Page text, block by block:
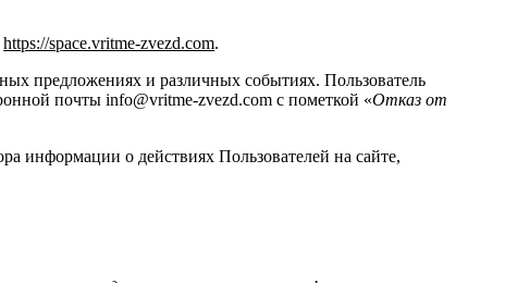
https://space.vritme-zvezd.com.
предложениях и различных событиях. Пользователь
почты info@vritme-zvezd.com с пометкой «Отказ от
информации о действиях Пользователей на сайте,